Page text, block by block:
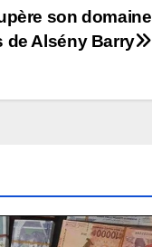
son domaine
de Alsény Barry